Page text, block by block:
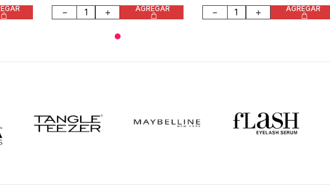
＋
－ AGREGAR ＋
－ AGREGAR